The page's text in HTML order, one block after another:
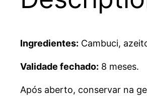
Ingredientes: Cambuci,
Validade fechado: 8 meses.
Após aberto, conservar na